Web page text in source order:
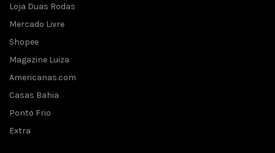
Loja Duas Rodas
Mercado Livre
Shopee
Magazine Luiza
Americanas.com
Casas Bahia
Ponto Frio
Extra